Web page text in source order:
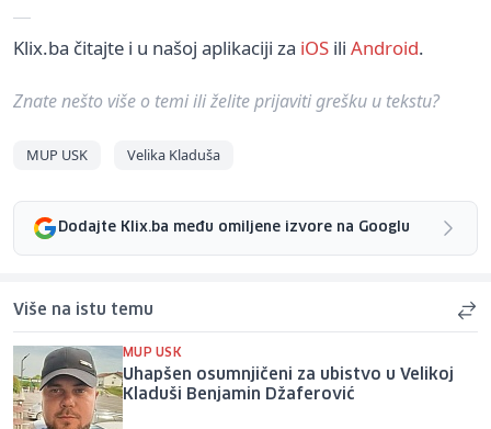
Klix.ba čitajte i u našoj aplikaciji za iOS ili Android.
Znate nešto više o temi ili želite prijaviti grešku u tekstu?
MUP USK Velika Kladuša
Dodajte Klix.ba među omiljene izvore na Googlu
Više na istu temu
MUP USK
Uhapšen osumnjičeni za ubistvo u Velikoj
Kladuši Benjamin Džaferović